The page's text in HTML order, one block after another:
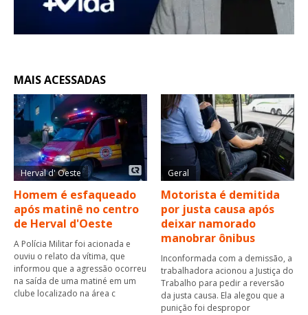
MAIS ACESSADAS
Herval d' Oeste
Homem é esfaqueado
após matinê no centro
de Herval d'Oeste
A Polícia Militar foi acionada e
ouviu o relato da vítima, que
informou que a agressão ocorreu
na saída de uma matiné em um
clube localizado na área c
Geral
Motorista é demitida
por justa causa após
deixar namorado
manobrar ônibus
Inconformada com a demissão, a
trabalhadora acionou a Justiça do
Trabalho para pedir a reversão
da justa causa. Ela alegou que a
punição foi despropor